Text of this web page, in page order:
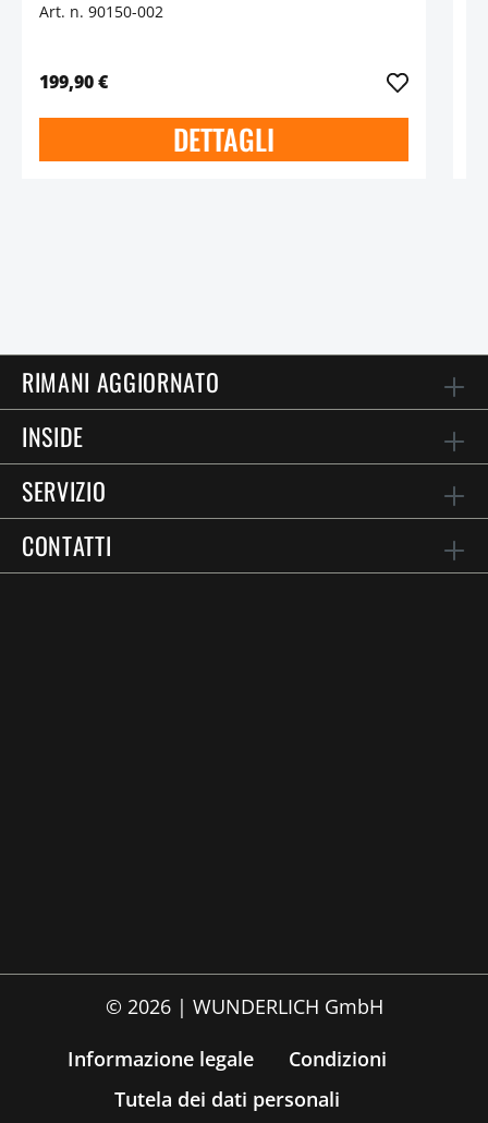
Art. n. 90150-002
199,90 €
DETTAGLI
RIMANI AGGIORNATO
INSIDE
SERVIZIO
CONTATTI
© 2026 | WUNDERLICH GmbH
Informazione legale
Condizioni
Tutela dei dati personali